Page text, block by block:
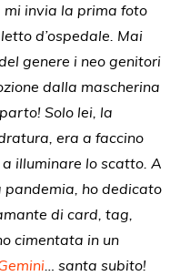
mi invia la prima foto
d’ospedale. Mai
genere i neo genitori
dalla mascherina
Solo lei, la
era a faccino
illuminare lo scatto. A
pandemia, ho dedicato
di card, tag,
cimentata in un
… santa subito!